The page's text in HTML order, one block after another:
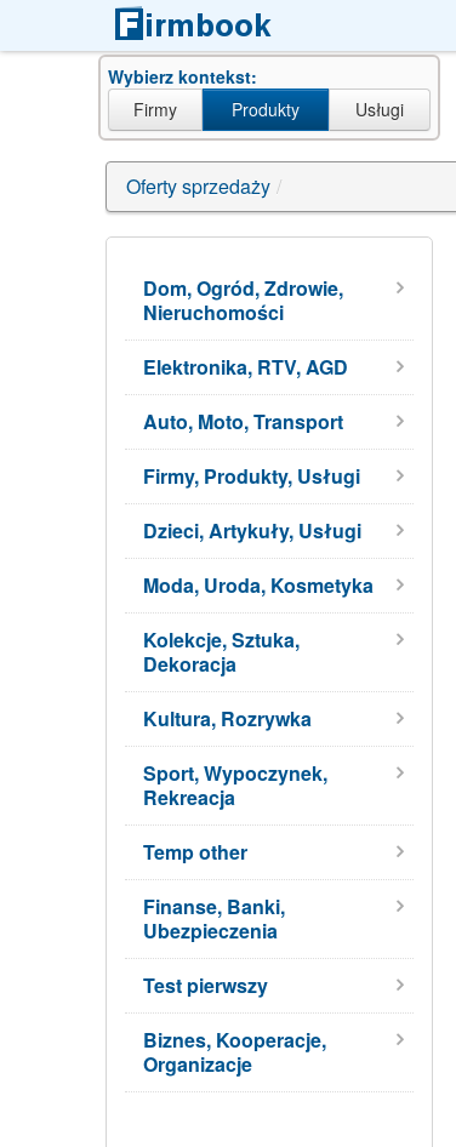
Wybierz kontekst:
Firmy
Produkty Usługi
Oferty sprzedaży /
Dom, Ogród, Zdrowie,
Nieruchomości
Elektronika, RTV, AGD
Auto, Moto, Transport
Firmy, Produkty, Usługi
Dzieci, Artykuły, Usługi
Moda, Uroda, Kosmetyka
Kolekcje, Sztuka,
Dekoracja
Kultura, Rozrywka
Sport, Wypoczynek,
Rekreacja
Temp other
Finanse, Banki,
Ubezpieczenia
Test pierwszy
Biznes, Kooperacje,
Organizacje